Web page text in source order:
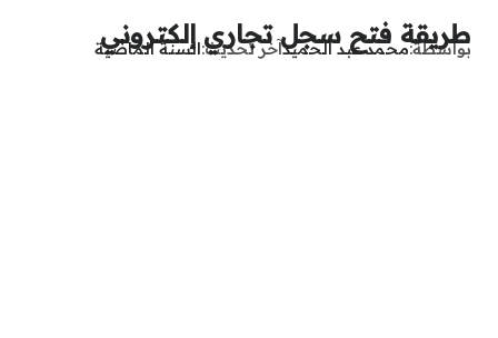
طريقة فتح سجل تجاري إلكتروني
بواسطةمحمد عبد الحميدآخر تحديث السنة الماضية